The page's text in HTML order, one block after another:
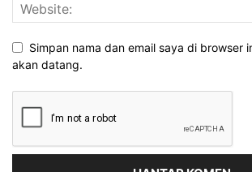
Simpan nama dan email saya di browser
akan datang.